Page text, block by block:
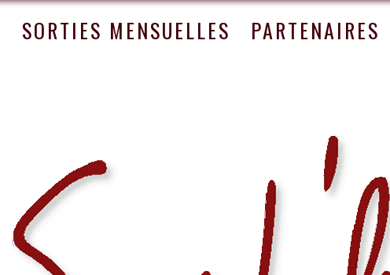
SORTIES MENSUELLES PARTENAIRES